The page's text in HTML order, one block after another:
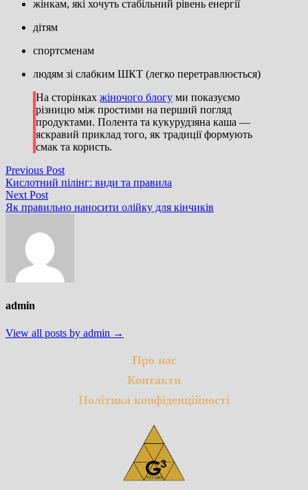
жінкам, які хочуть стабільний рівень енергії
дітям
спортсменам
людям зі слабким ШКТ (легко перетравлюється)
На сторінках жіночого блогу ми показуємо
різницю між простими на перший погляд
продуктами. Полента та кукурудзяна каша —
яскравий приклад того, як традиції формують
смак та користь.
Навігація
записів
Previous PostPrevious
post:
Кислотний пілінг: види та правила
Next PostNext
post:
Як правильно наносити олійку для кінчиків
admin
View all posts by admin →
Про нас
Контакти
Політика конфіденційності